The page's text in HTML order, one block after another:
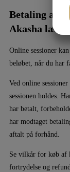
Betaling af
Akasha
Online sessioner
beløbet, når du har
Ved online
sessionen holdes.
har betalt,
har modtaget
aftalt på forhånd.
Se vilkår for køb af
fortrydelse og